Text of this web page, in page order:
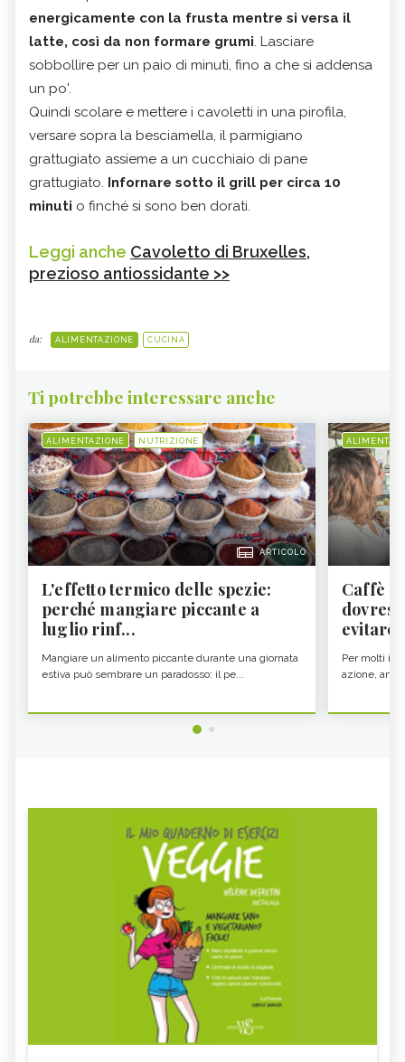
energicamente con la frusta mentre si versa il
latte, così da non formare grumi. Lasciare
sobbollire per un paio di minuti, fino a che si addensa
un po'.
Quindi scolare e mettere i cavoletti in una pirofila,
versare sopra la besciamella, il parmigiano
grattugiato assieme a un cucchiaio di pane
grattugiato. Infornare sotto il grill per circa 10
minuti o finché si sono ben dorati.
Leggi anche Cavoletto di Bruxelles,
prezioso antiossidante >>
da: ALIMENTAZIONE CUCINA
Ti potrebbe interessare anche
ALIMENTAZIONE NUTRIZIONE
ARTICOLO
L'effetto termico delle spezie:
perché mangiare piccante a
luglio rinf...
Mangiare un alimento piccante durante una giornata
estiva può sembrare un paradosso: il pe...
Caffè
evitare
Per molti il
azione,